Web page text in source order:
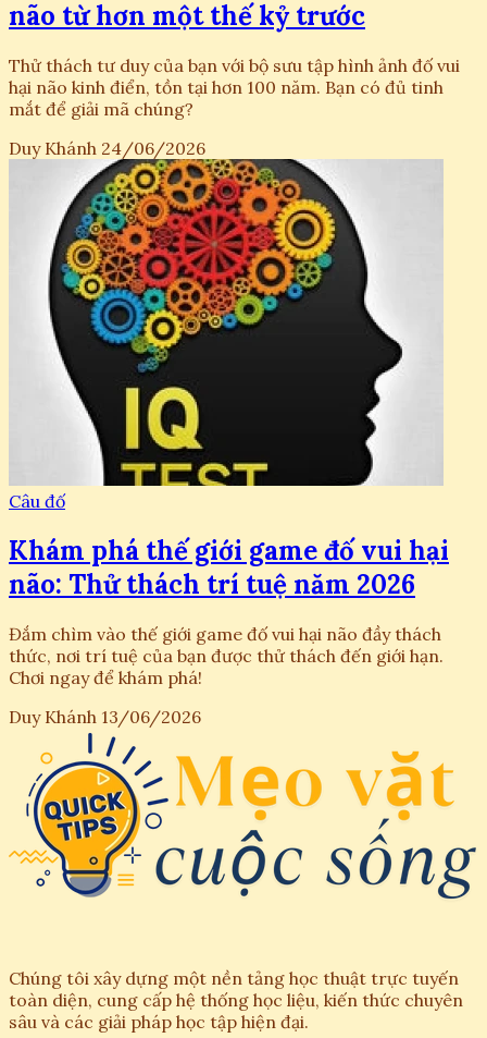
não từ hơn một thế kỷ trước
Thử thách tư duy của bạn với bộ sưu tập hình ảnh đố vui
hại não kinh điển, tồn tại hơn 100 năm. Bạn có đủ tinh
mắt để giải mã chúng?
Duy Khánh 24/06/2026
Câu đố
Khám phá thế giới game đố vui hại
não: Thử thách trí tuệ năm 2026
Đắm chìm vào thế giới game đố vui hại não đầy thách
thức, nơi trí tuệ của bạn được thử thách đến giới hạn.
Chơi ngay để khám phá!
Duy Khánh 13/06/2026
Chúng tôi xây dựng một nền tảng học thuật trực tuyến
toàn diện, cung cấp hệ thống học liệu, kiến thức chuyên
sâu và các giải pháp học tập hiện đại.